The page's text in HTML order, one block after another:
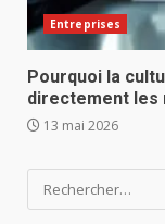
Entreprises
Pourquoi la
directement les
13 mai 2026
Rechercher :